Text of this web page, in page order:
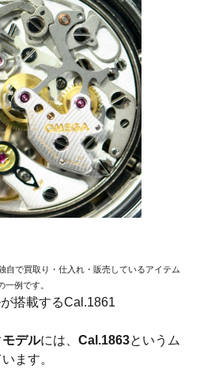
で買取り・仕入れ・販売しているアイテム
一例です。
搭載するCal.1861
デルには、Cal.1863というム
ます。